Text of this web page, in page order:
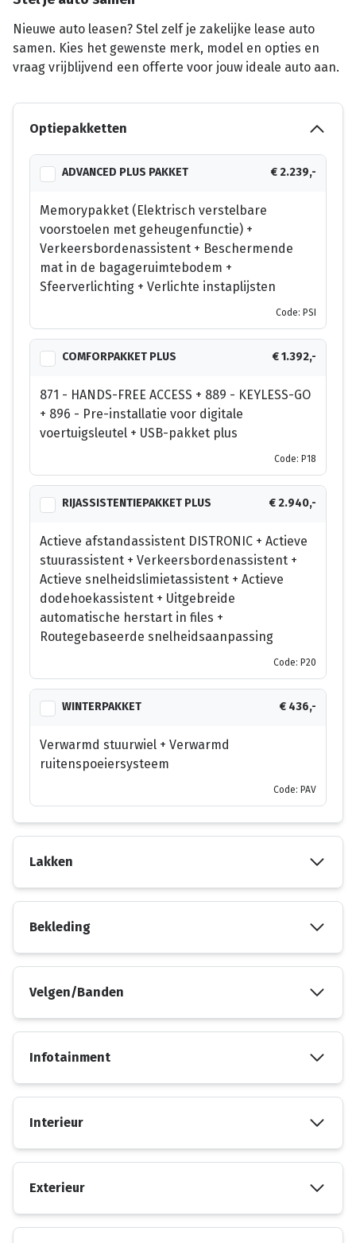
Nieuwe auto leasen? Stel zelf je zakelijke lease auto
samen. Kies het gewenste merk, model en opties en
vraag vrijblijvend een offerte voor jouw ideale auto aan.
Optiepakketten
ADVANCED PLUS PAKKET € 2.239,-
Memorypakket (Elektrisch verstelbare
voorstoelen met geheugenfunctie) +
Verkeersbordenassistent + Beschermende
mat in de bagageruimtebodem +
Sfeerverlichting + Verlichte instaplijsten
Code: PSI
COMFORPAKKET PLUS € 1.392,-
871 - HANDS-FREE ACCESS + 889 - KEYLESS-GO
+ 896 - Pre-installatie voor digitale
voertuigsleutel + USB-pakket plus
Code: P18
RIJASSISTENTIEPAKKET PLUS € 2.940,-
Actieve afstandassistent DISTRONIC + Actieve
stuurassistent + Verkeersbordenassistent +
Actieve snelheidslimietassistent + Actieve
dodehoekassistent + Uitgebreide
automatische herstart in files +
Routegebaseerde snelheidsaanpassing
Code: P20
WINTERPAKKET € 436,-
Verwarmd stuurwiel + Verwarmd
ruitenspoeiersysteem
Code: PAV
Lakken
Bekleding
Velgen/Banden
Infotainment
Interieur
Exterieur